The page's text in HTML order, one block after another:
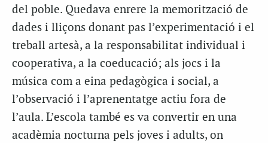
del poble. Quedava enrere la memorització de
dades i lliçons donant pas l’experimentació i el
treball artesà, a la responsabilitat individual i
cooperativa, a la coeducació; als jocs i la
música com a eina pedagògica i social, a
l’observació i l’aprenentatge actiu fora de
l’aula. L’escola també es va convertir en una
acadèmia nocturna pels joves i adults, on